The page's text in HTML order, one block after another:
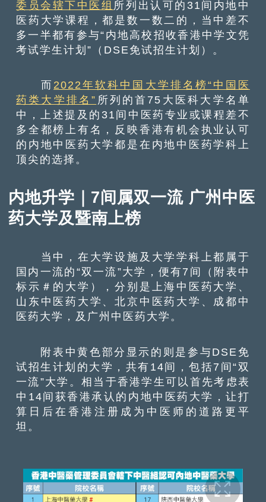
委员会辖下中医组 所列出认可的31间内地中
医药大学课程，都是数一数二的，当中差不
多一半都有参与“内地高校招收香港中学文凭
考试学生计划”（DSE免试招生计划）。
而 2022年软科中国大学排名榜“中国医
药类大学排名” 所列的首75大医科大学名单
中，上述提及的31间中医药专业或课程差不
多全都榜上有名，反映香港有机会执业认可
的内地中医药大学都是在内地中医药学科上
顶尖的选择。
内地升学｜7间属双一流 广州中医
药大学及暨南上榜
当中，在大学设施及大学学科上都属于
国内一流的“双一流”大学，便有7间（附表中
标示＃的大学），分别是上海中医药大学、
山东中医药大学、北京中医药大学、成都中
医药大学，及广州中医药大学。
附表中黄色部分显示的则是参与DSE免
试招生计划的大学，共有14间，包括7间“双
一流”大学。相当于香港学生可以首先考虑表
中14间获香港承认的内地中医药大学，让打
算日后在香港注册成为中医师的道路更平
坦。